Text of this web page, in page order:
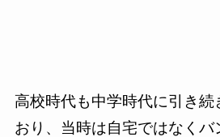
高校時代も中学時代に引き続
おり、当時は自宅ではなく